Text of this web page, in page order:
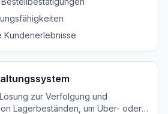
Kundenerlebnisse
zur Verfolgung und
Lagerbeständen, um Über- oder